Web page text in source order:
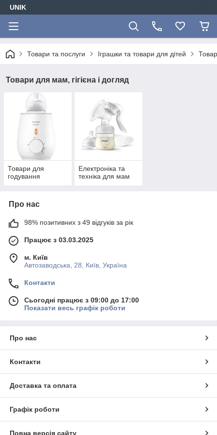
UNIK
Товари та послуги Іграшки та товари для дітей
Товари для мам, гігієна і догляд
Товари для
годування
Електроніка та
техніка для мам
Про нас
98% позитивних з 49 відгуків за рік
Працює з 03.03.2025
м. Київ
Автозаводська, 28, Київ, Україна
Контакти
Сьогодні працює з 09:00 до 17:00
Показати весь графік роботи
Про нас
Контакти
Доставка та оплата
Графік роботи
Повна версія сайту